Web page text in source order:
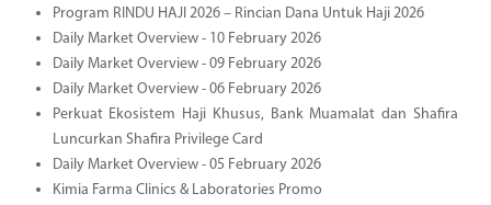
Program RINDU HAJI 2026 – Rincian Dana Untuk Haji 2026
Daily Market Overview - 10 February 2026
Daily Market Overview - 09 February 2026
Daily Market Overview - 06 February 2026
Perkuat Ekosistem Haji Khusus, Bank Muamalat dan Shafira
Luncurkan Shafira Privilege Card
Daily Market Overview - 05 February 2026
Kimia Farma Clinics & Laboratories Promo